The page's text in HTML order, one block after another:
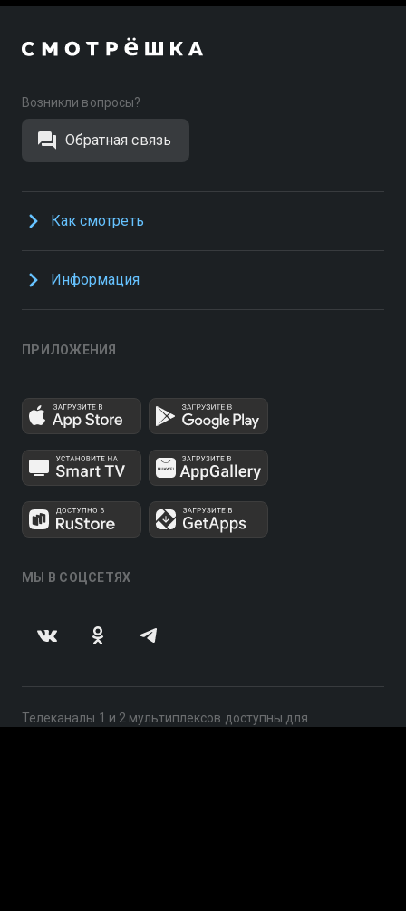
Возникли вопросы?
Обратная связь
Как смотреть
Информация
ПРИЛОЖЕНИЯ
МЫ В СОЦСЕТЯХ
Телеканалы 1 и 2 мультиплексов доступны для